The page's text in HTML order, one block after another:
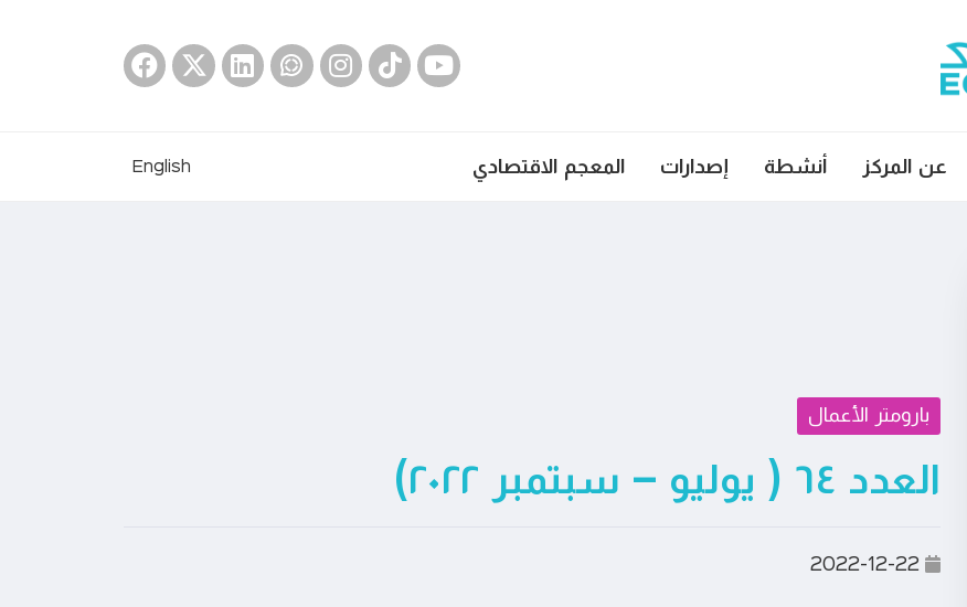
عن المركز أنشطة إصدارات المعجم الاقتصادي English
بارومتر الأعمال
العدد ٦٤ ( يوليو – سبتمبر ٢٠٢٢)
2022-12-22